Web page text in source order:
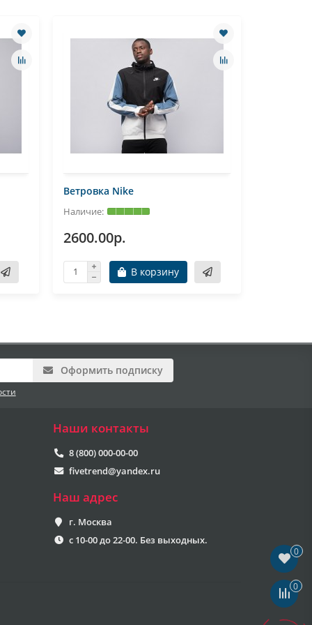
Ветровка Nike
2600.00р.
В корзину
Оформить подписку
Наши контакты
8 (800) 000-00-00
fivetrend@yandex.ru
Наш адрес
г. Москва
с 10-00 до 22-00. Без выходных.
0
0